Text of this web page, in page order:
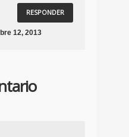
RESPONDER
12, 2013